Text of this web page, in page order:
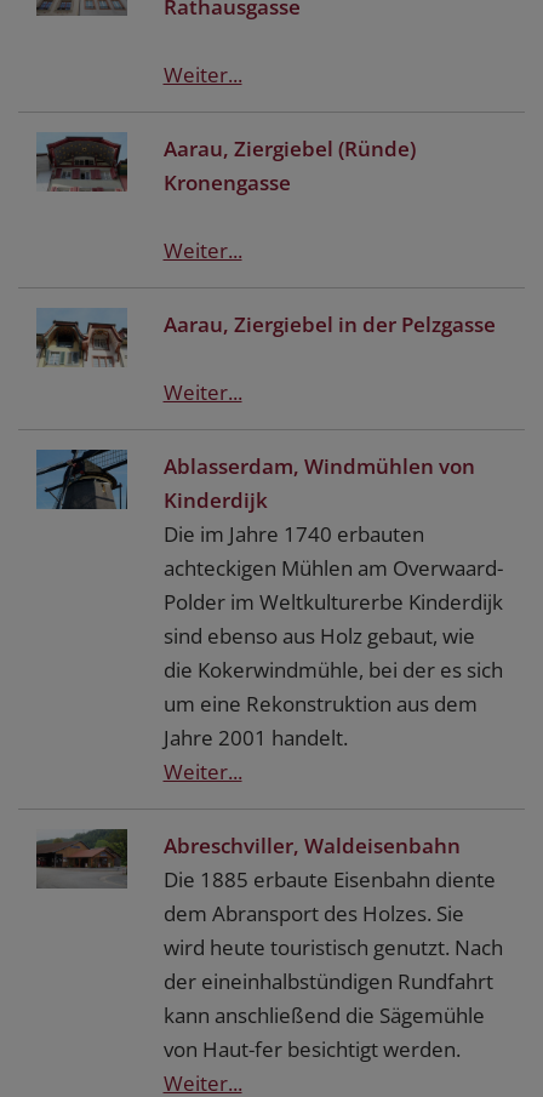
Rathausgasse
Weiter...
Aarau, Ziergiebel (Ründe)
Kronengasse
Weiter...
Aarau, Ziergiebel in der Pelzgasse
Weiter...
Ablasserdam, Windmühlen von
Kinderdijk
Die im Jahre 1740 erbauten
achteckigen Mühlen am Overwaard-
Polder im Weltkulturerbe Kinderdijk
sind ebenso aus Holz gebaut, wie
die Kokerwindmühle, bei der es sich
um eine Rekonstruktion aus dem
Jahre 2001 handelt.
Weiter...
Abreschviller, Waldeisenbahn
Die 1885 erbaute Eisenbahn diente
dem Abransport des Holzes. Sie
wird heute touristisch genutzt. Nach
der eineinhalbstündigen Rundfahrt
kann anschließend die Sägemühle
von Haut-fer besichtigt werden.
Weiter...